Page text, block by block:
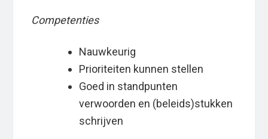
Competenties
Nauwkeurig
Prioriteiten kunnen stellen
Goed in standpunten
verwoorden en (beleids)stukken
schrijven